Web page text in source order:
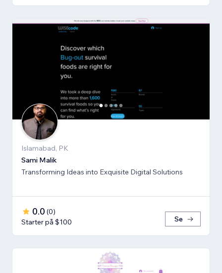
Islamabad, PK
Sami Malik
Transforming Ideas into Exquisite Digital Solutions
0.0 (0)
Starter på $100
Se